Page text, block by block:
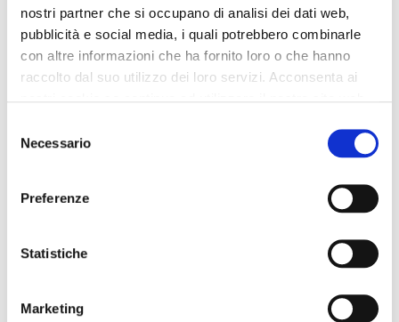
nostri partner che si occupano di analisi dei dati web,
pubblicità e social media, i quali potrebbero combinarle
con altre informazioni che ha fornito loro o che hanno
raccolto dal suo utilizzo dei loro servizi. Acconsenta ai
delNecessario
Preferenze
Statistiche
Marketing